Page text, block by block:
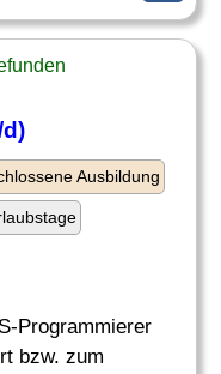
Ausbildung
Programmierer
bzw. zum